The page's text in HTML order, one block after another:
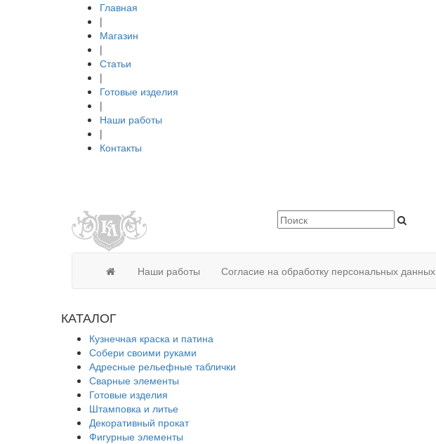
Главная
|
Магазин
|
Статьи
|
Готовые изделия
|
Наши работы
|
Контакты
Наши работы Согласие на обработку персональных данных
КАТАЛОГ
Кузнечная краска и патина
Собери своими руками
Адресные рельефные таблички
Сварные элементы
Готовые изделия
Штамповка и литье
Декоративный прокат
Фигурные элементы